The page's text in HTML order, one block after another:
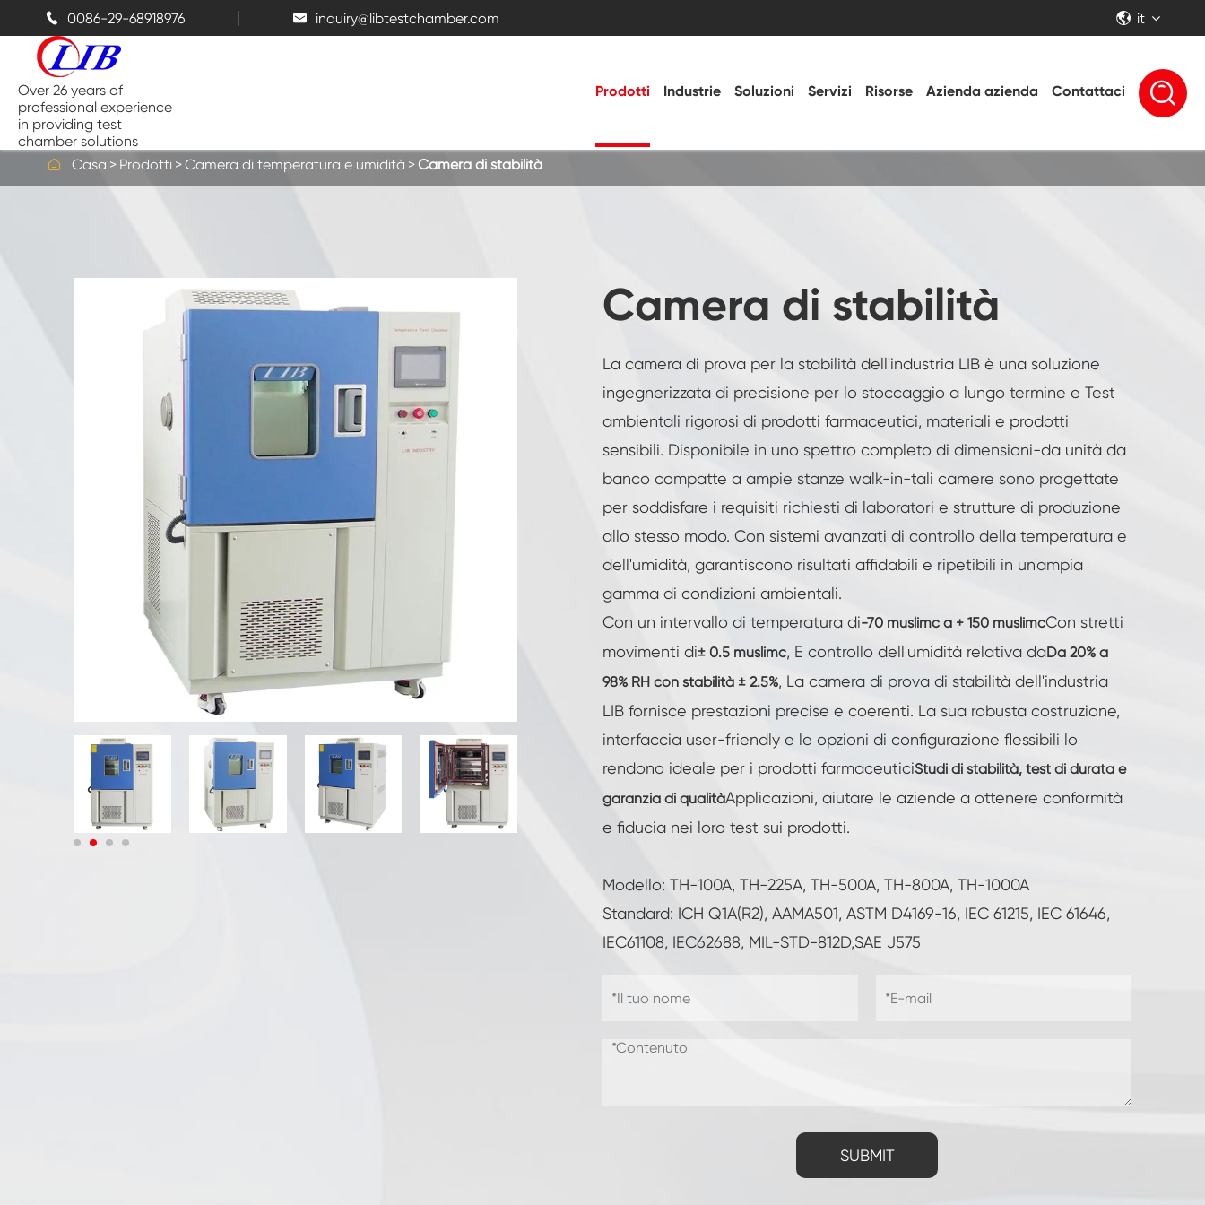
 0086-29-68918976  inquiry@libtestchamber.com  it
Over 26 years of
professional experience
in providing test
chamber solutions
Prodotti
Camera di prova da banco
Tester di agenti atmosferici UV
Camera di prova della polvere
Camera di prova della pioggia
Camera di prova speciale
Apparecchiatura di prova IP
Camera fredda calda
Camera di prova ad alta bassa temperatura
Camera di umidità a temperatura costante
Camera di prova per batterie
Camera a controllo ambientale
Macchina per prove di stabilità termica
Camera di riscaldamento umida per moduli
fotovoltaici
Camera di prova del clima e della
temperatura
Camera di prova di resistenza al
congelamento
Camera per ambienti freddi
Armadio a clima costante
LV124 K-12 apparecchiature per Test di
temperatura e spruzzi d'acqua
Industrie Soluzioni Servizi Risorse Azienda azienda Contattaci 
 Casa Prodotti Camera di temperatura e umidità Camera di stabilità
Camera di stabilità
La camera di prova per la stabilità dell'industria LIB è una soluzione
ingegnerizzata di precisione per lo stoccaggio a lungo termine e Test
ambientali rigorosi di prodotti farmaceutici, materiali e prodotti
sensibili. Disponibile in uno spettro completo di dimensioni-da unità da
banco compatte a ampie stanze walk-in-tali camere sono progettate
per soddisfare i requisiti richiesti di laboratori e strutture di produzione
allo stesso modo. Con sistemi avanzati di controllo della temperatura e
dell'umidità, garantiscono risultati affidabili e ripetibili in un'ampia
gamma di condizioni ambientali.
Con un intervallo di temperatura di-70 muslimc a + 150 muslimcCon stretti
movimenti di± 0.5 muslimc, E controllo dell'umidità relativa daDa 20% a
98% RH con stabilità ± 2.5%, La camera di prova di stabilità dell'industria
LIB fornisce prestazioni precise e coerenti. La sua robusta costruzione,
interfaccia user-friendly e le opzioni di configurazione flessibili lo
rendono ideale per i prodotti farmaceuticiStudi di stabilità, test di durata e
garanzia di qualitàApplicazioni, aiutare le aziende a ottenere conformità
e fiducia nei loro test sui prodotti.
Modello: TH-100A, TH-225A, TH-500A, TH-800A, TH-1000A
Standard: ICH Q1A(R2), AAMA501, ASTM D4169-16, IEC 61215, IEC 61646,
IEC61108, IEC62688, MIL-STD-812D,SAE J575
SUBMIT